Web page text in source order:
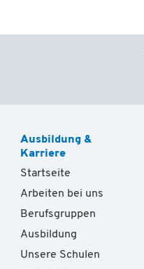
Ausbildung &
Karriere
Startseite
Arbeiten bei uns
Berufsgruppen
Ausbildung
Unsere Schulen